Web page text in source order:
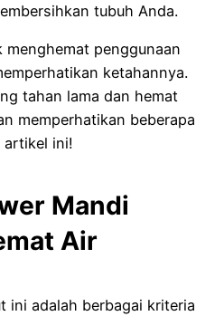
tubuh Anda.
penggunaan
ketahannya.
tahan lama dan hemat
memperhatikan beberapa
artikel ini!
Mandi
Air
ini adalah berbagai kriteria